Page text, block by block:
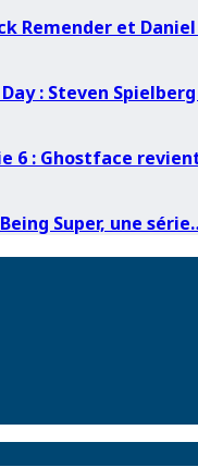
Remender et
: Steven
6 : Ghostface
Super, une